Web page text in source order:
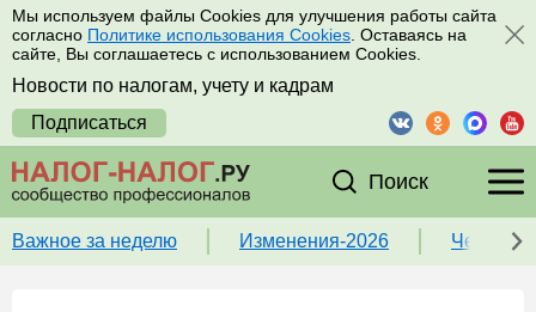
Мы используем файлы Cookies для улучшения работы сайта
согласно Политике использования Cookies . Оставаясь на
сайте, Вы соглашаетесь с использованием Cookies.
Новости по налогам, учету и кадрам
Подписаться
Поиск
Важное за неделю Изменения-2026 Чек-